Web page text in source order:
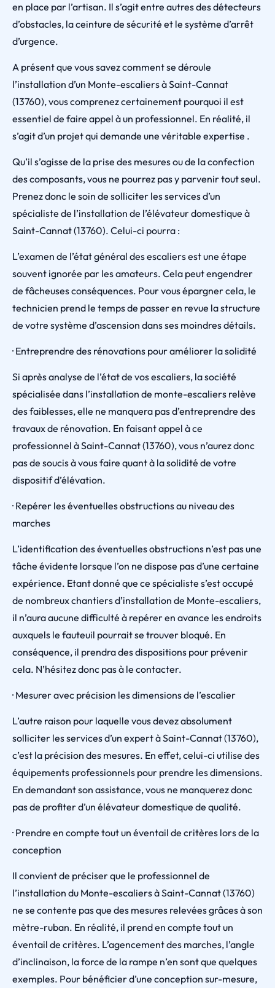
en place par l’artisan. Il s’agit entre autres des détecteurs
d’obstacles, la ceinture de sécurité et le système d’arrêt
d’urgence.
A présent que vous savez comment se déroule
l’installation d’un Monte-escaliers à Saint-Cannat
(13760), vous comprenez certainement pourquoi il est
essentiel de faire appel à un professionnel. En réalité, il
s’agit d’un projet qui demande une véritable expertise .
Qu’il s’agisse de la prise des mesures ou de la confection
des composants, vous ne pourrez pas y parvenir tout seul.
Prenez donc le soin de solliciter les services d’un
spécialiste de l’installation de l’élévateur domestique à
Saint-Cannat (13760). Celui-ci pourra :
L’examen de l’état général des escaliers est une étape
souvent ignorée par les amateurs. Cela peut engendrer
de fâcheuses conséquences. Pour vous épargner cela, le
technicien prend le temps de passer en revue la structure
de votre système d’ascension dans ses moindres détails.
· Entreprendre des rénovations pour améliorer la solidité
Si après analyse de l’état de vos escaliers, la société
spécialisée dans l’installation de monte-escaliers relève
des faiblesses, elle ne manquera pas d’entreprendre des
travaux de rénovation. En faisant appel à ce
professionnel à Saint-Cannat (13760), vous n’aurez donc
pas de soucis à vous faire quant à la solidité de votre
dispositif d’élévation.
· Repérer les éventuelles obstructions au niveau des
marches
L’identification des éventuelles obstructions n’est pas une
tâche évidente lorsque l’on ne dispose pas d’une certaine
expérience. Etant donné que ce spécialiste s’est occupé
de nombreux chantiers d’installation de Monte-escaliers,
il n’aura aucune difficulté à repérer en avance les endroits
auxquels le fauteuil pourrait se trouver bloqué. En
conséquence, il prendra des dispositions pour prévenir
cela. N’hésitez donc pas à le contacter.
· Mesurer avec précision les dimensions de l’escalier
L’autre raison pour laquelle vous devez absolument
solliciter les services d’un expert à Saint-Cannat (13760),
c’est la précision des mesures. En effet, celui-ci utilise des
équipements professionnels pour prendre les dimensions.
En demandant son assistance, vous ne manquerez donc
pas de profiter d’un élévateur domestique de qualité.
· Prendre en compte tout un éventail de critères lors de la
conception
Il convient de préciser que le professionnel de
l’installation du Monte-escaliers à Saint-Cannat (13760)
ne se contente pas que des mesures relevées grâces à son
mètre-ruban. En réalité, il prend en compte tout un
éventail de critères. L’agencement des marches, l’angle
d’inclinaison, la force de la rampe n’en sont que quelques
exemples. Pour bénéficier d’une conception sur-mesure,